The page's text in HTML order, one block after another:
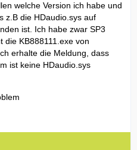
welche Version ich habe und
z.B die HDaudio.sys auf
ist. Ich habe zwar SP3
die KB888111.exe von
erhalte die Meldung, dass
ist keine HDaudio.sys